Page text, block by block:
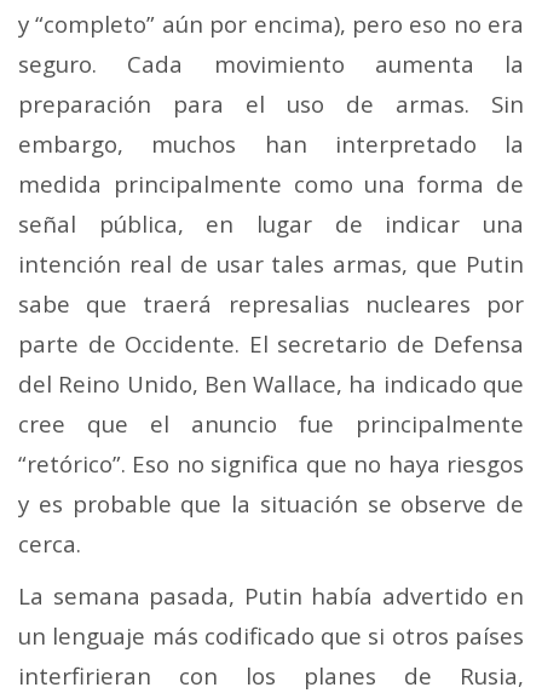
y “completo” aún por encima), pero eso no era
seguro. Cada movimiento aumenta la
preparación para el uso de armas. Sin
embargo, muchos han interpretado la
medida principalmente como una forma de
señal pública, en lugar de indicar una
intención real de usar tales armas, que Putin
sabe que traerá represalias nucleares por
parte de Occidente. El secretario de Defensa
del Reino Unido, Ben Wallace, ha indicado que
cree que el anuncio fue principalmente
“retórico”. Eso no significa que no haya riesgos
y es probable que la situación se observe de
cerca.
La semana pasada, Putin había advertido en
un lenguaje más codificado que si otros países
interfirieran con los planes de Rusia,